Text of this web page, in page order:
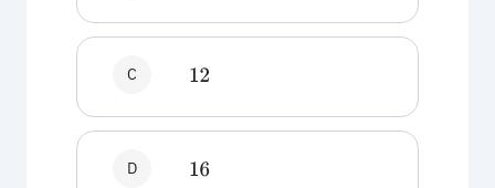
C 12
D 16